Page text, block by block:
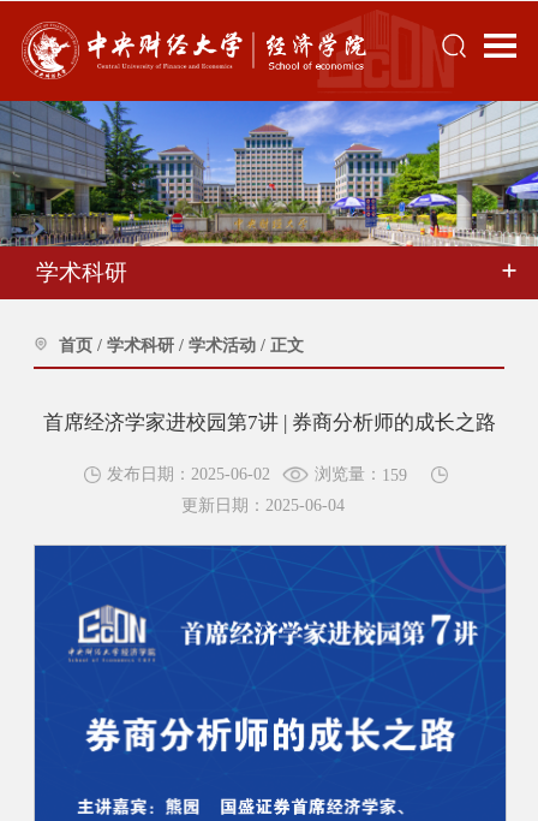
学术科研
首页 / 学术科研 / 学术活动 / 正文
首席经济学家进校园第7讲 | 券商分析师的成长之路
发布日期：2025-06-02 浏览量： 159
更新日期：2025-06-04